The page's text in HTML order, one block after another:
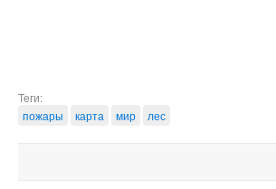
Теги:
пожары
карта мир лес